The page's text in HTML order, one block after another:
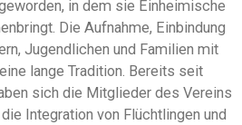
in dem sie Einheimische
Die Aufnahme, Einbindung
Jugendlichen und Familien mit
lange Tradition. Bereits seit
sich die Mitglieder des Vereins
Integration von Flüchtlingen und